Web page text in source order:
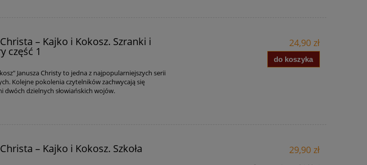
– Kajko i Kokosz. Szranki i
część 1
Janusza Christy to jedna z najpopularniejszych serii
Kolejne pokolenia czytelników zachwycają się
dwóch dzielnych słowiańskich wojów.
24,90 zł
do koszyka
– Kajko i Kokosz. Szkoła 29,90 zł